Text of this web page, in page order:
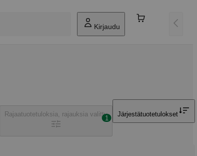
Kirjaudu
Rajaatuotetuloksia, rajauksia valittu
1
Järjestätuotetulokset